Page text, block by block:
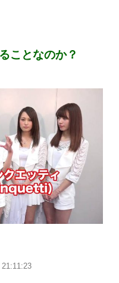
ことなのか？
21:11:23